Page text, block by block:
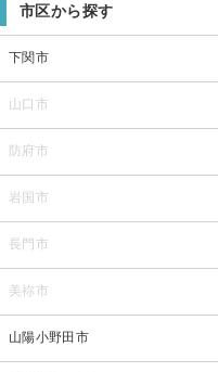
市区から探す
下関市
山口市
防府市
岩国市
長門市
美祢市
山陽小野田市